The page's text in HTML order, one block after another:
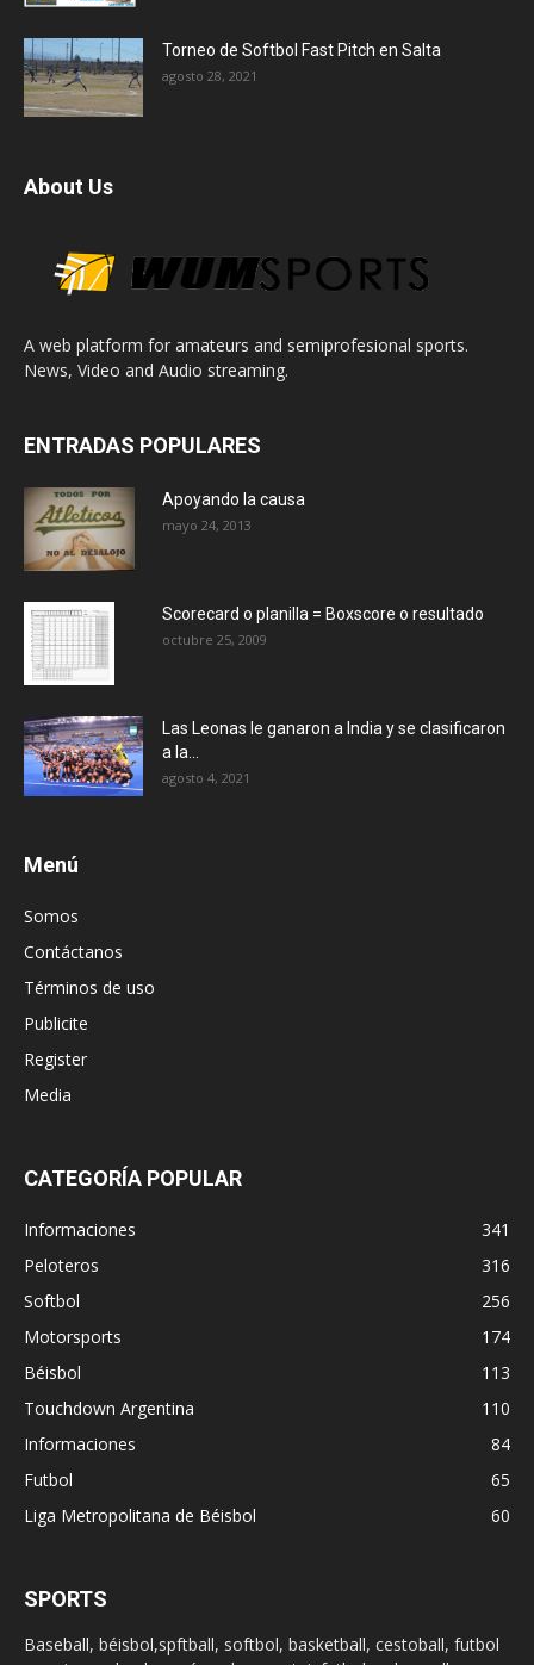
Torneo de Softbol Fast Pitch en Salta
agosto 28, 2021
About Us
A web platform for amateurs and semiprofesional sports.
News, Video and Audio streaming.
ENTRADAS POPULARES
Apoyando la causa
mayo 24, 2013
Scorecard o planilla = Boxscore o resultado
octubre 25, 2009
Las Leonas le ganaron a India y se clasificaron
a la...
agosto 4, 2021
Menú
Somos
Contáctanos
Términos de uso
Publicite
Register
Media
CATEGORÍA POPULAR
Informaciones
341
Peloteros
316
Softbol
256
Motorsports
174
Béisbol
113
Touchdown Argentina
110
Informaciones
84
Futbol
65
Liga Metropolitana de Béisbol
60
SPORTS
Baseball, béisbol,spftball, softbol, basketball, cestoball, futbol